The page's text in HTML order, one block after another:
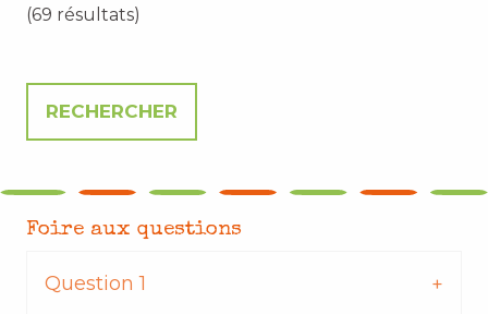
(69 résultats)
Foire aux questions
Question 1